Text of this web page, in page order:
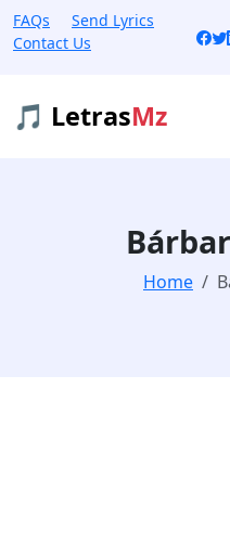
FAQs
Send Lyrics
Contact Us
🎵 LetrasMz
Home